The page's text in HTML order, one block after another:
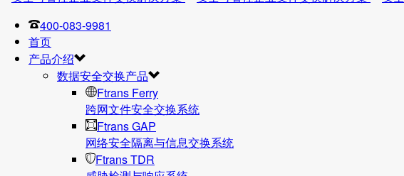
400-083-9981
首页
产品介绍
数据安全交换产品
Ftrans Ferry
跨网文件安全交换系统
Ftrans GAP
网络安全隔离与信息交换系统
Ftrans TDR